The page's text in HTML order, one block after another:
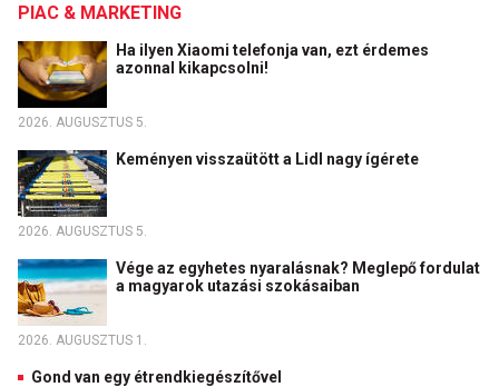
PIAC & MARKETING
Ha ilyen Xiaomi telefonja van, ezt érdemes
azonnal kikapcsolni!
2026. AUGUSZTUS 5.
Keményen visszaütött a Lidl nagy ígérete
2026. AUGUSZTUS 5.
Vége az egyhetes nyaralásnak? Meglepő fordulat
a magyarok utazási szokásaiban
2026. AUGUSZTUS 1.
Gond van egy étrendkiegészítővel